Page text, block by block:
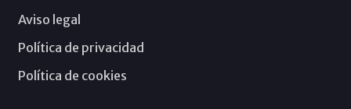
Aviso legal
Política de privacidad
Política de cookies